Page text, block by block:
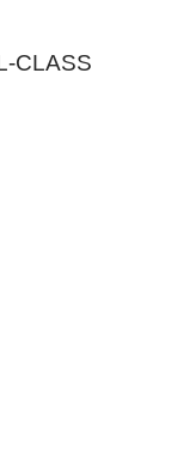
CLASS